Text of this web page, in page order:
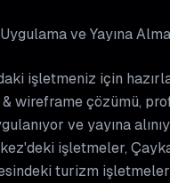
ve Yayına
işletmeniz için
wireframe çözümü,
ve yayına
işletmeler,
turizm